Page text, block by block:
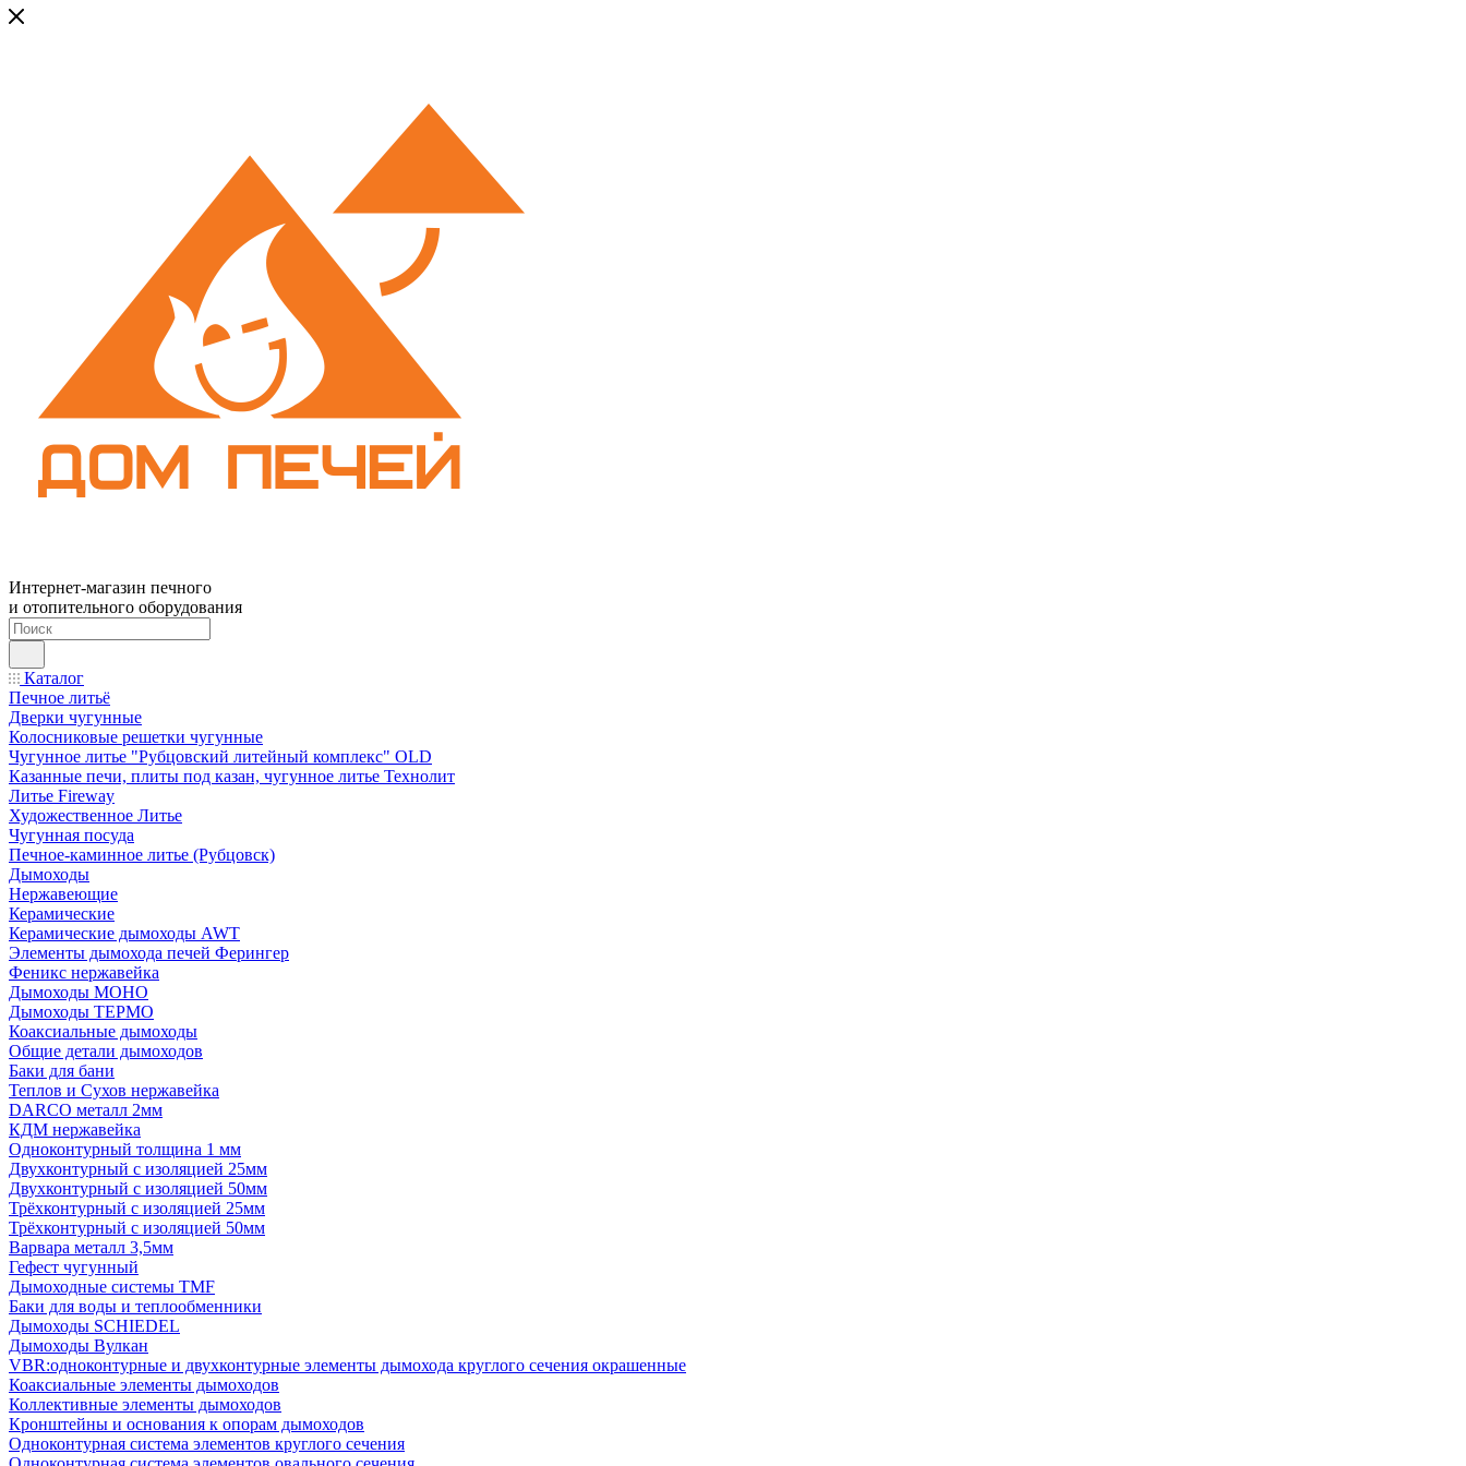
Интернет-магазин печного
и отопительного оборудования
Каталог
Печное литьё
Дверки чугунные
Колосниковые решетки чугунные
Чугунное литье "Рубцовский литейный комплекс" OLD
Казанные печи, плиты под казан, чугунное литье Технолит
Литье Fireway
Художественное Литье
Чугунная посуда
Печное-каминное литье (Рубцовск)
Дымоходы
Нержавеющие
Керамические
Керамические дымоходы AWT
Элементы дымохода печей Ферингер
Феникс нержавейка
Дымоходы МОНО
Дымоходы ТЕРМО
Коаксиальные дымоходы
Общие детали дымоходов
Баки для бани
Теплов и Сухов нержавейка
DARCO металл 2мм
КДМ нержавейка
Одноконтурный толщина 1 мм
Двухконтурный с изоляцией 25мм
Двухконтурный с изоляцией 50мм
Трёхконтурный с изоляцией 25мм
Трёхконтурный с изоляцией 50мм
Варвара металл 3,5мм
Гефест чугунный
Дымоходные системы TMF
Баки для воды и теплообменники
Дымоходы SCHIEDEL
Дымоходы Вулкан
VBR:одноконтурные и двухконтурные элементы дымохода круглого сечения окрашенные
Коаксиальные элементы дымоходов
Коллективные элементы дымоходов
Кронштейны и основания к опорам дымоходов
Одноконтурная система элементов круглого сечения